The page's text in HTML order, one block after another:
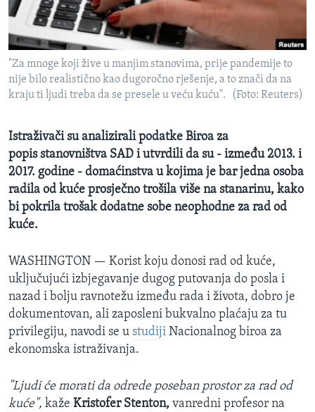
MAGAZIN
O GLASU AMERIKE
Learning English
Jezici
"Za mnoge koji žive u manjim stanovima, prije pandemije to
nije bilo realistično kao dugoročno rješenje, a to znači da na
kraju ti ljudi treba da se presele u veću kuću". (Foto: Reuters)
Istraživači su analizirali podatke Biroa za
popis stanovništva SAD i utvrdili da su - između 2013. i
2017. godine - domaćinstva u kojima je bar jedna osoba
radila od kuće prosječno trošila više na stanarinu, kako
bi pokrila trošak dodatne sobe neophodne za rad od
kuće.
WASHINGTON — Korist koju donosi rad od kuće,
uključujući izbjegavanje dugog putovanja do posla i
nazad i bolju ravnotežu između rada i života, dobro je
dokumentovan, ali zaposleni bukvalno plaćaju za tu
privilegiju, navodi se u studiji Nacionalnog biroa za
ekonomska istraživanja.
"Ljudi će morati da odrede poseban prostor za rad od
kuće", kaže Kristofer Stenton, vanredni profesor na